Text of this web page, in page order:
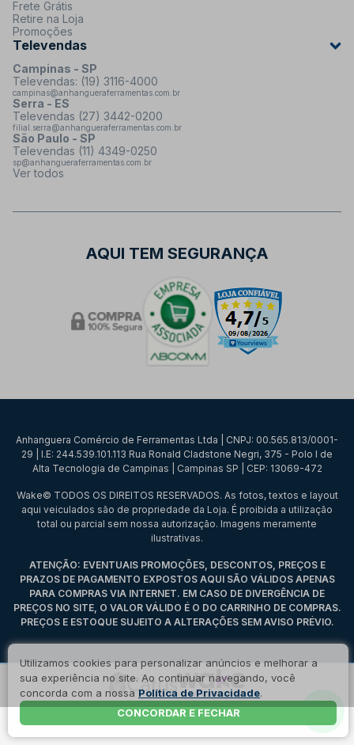
Frete Grátis
Retire na Loja
Promoções
Televendas
Campinas - SP
Televendas: (19) 3116-4000
campinas@anhangueraferramentas.com.br
Serra - ES
Televendas (27) 3442-0200
filial.serra@anhangueraferramentas.com.br
São Paulo - SP
Televendas (11) 4349-0250
sp@anhangueraferramentas.com.br
Ver todos
AQUI TEM SEGURANÇA
Anhanguera Comércio de Ferramentas Ltda | CNPJ: 00.565.813/0001-
29 | I.E: 244.539.101.113 Rua Ronald Cladstone Negri, 375 - Polo I de
Alta Tecnologia de Campinas | Campinas SP | CEP: 13069-472
Wake© TODOS OS DIREITOS RESERVADOS. As fotos, textos e layout
aqui veiculados são de propriedade da Loja. É proibida a utilização
total ou parcial sem nossa autorização. Imagens meramente
ilustrativas.
ATENÇÃO: EVENTUAIS PROMOÇÕES, DESCONTOS, PREÇOS E
PRAZOS DE PAGAMENTO EXPOSTOS AQUI SÃO VÁLIDOS APENAS
PARA COMPRAS VIA INTERNET. EM CASO DE DIVERGÊNCIA DE
PREÇOS NO SITE, O VALOR VÁLIDO É O DO CARRINHO DE COMPRAS.
PREÇOS E ESTOQUE SUJEITO A ALTERAÇÕES SEM AVISO PRÉVIO.
Utilizamos cookies para personalizar anúncios e melhorar a
sua experiência no site. Ao continuar navegando, você
concorda com a nossa Política de Privacidade.
CONCORDAR E FECHAR